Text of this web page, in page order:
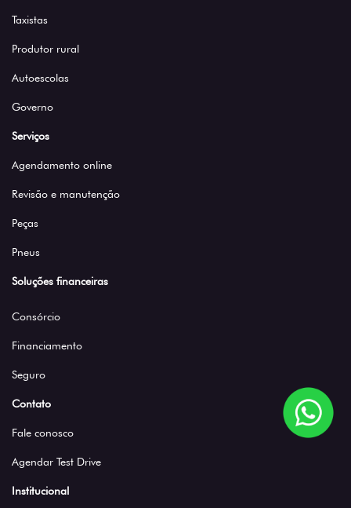
Taxistas
Produtor rural
Autoescolas
Governo
Serviços
Agendamento online
Revisão e manutenção
Peças
Pneus
Soluções financeiras
Consórcio
Financiamento
Seguro
Contato
Fale conosco
Agendar Test Drive
Institucional